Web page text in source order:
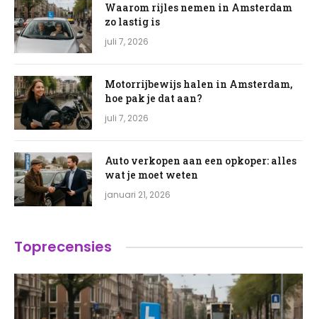
Waarom rijles nemen in Amsterdam
zo lastig is
juli 7, 2026
Motorrijbewijs halen in Amsterdam,
hoe pak je dat aan?
juli 7, 2026
Auto verkopen aan een opkoper: alles
wat je moet weten
januari 21, 2026
Toprecensies